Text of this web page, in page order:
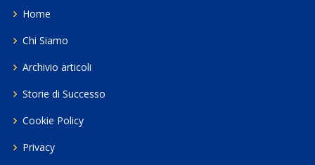
Home
Chi Siamo
Archivio articoli
Storie di Successo
Cookie Policy
Privacy